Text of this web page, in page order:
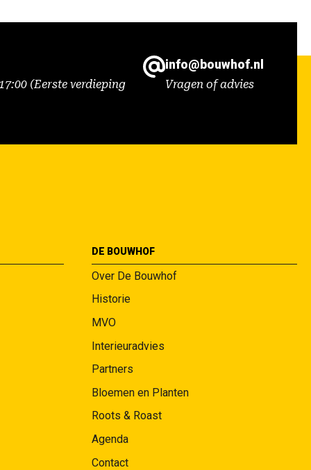
(Eerste verdieping
info@bouwhof.nl
Vragen of advies
DE BOUWHOF
Over De Bouwhof
Historie
MVO
Interieuradvies
Partners
Bloemen en Planten
Roots & Roast
Agenda
Contact